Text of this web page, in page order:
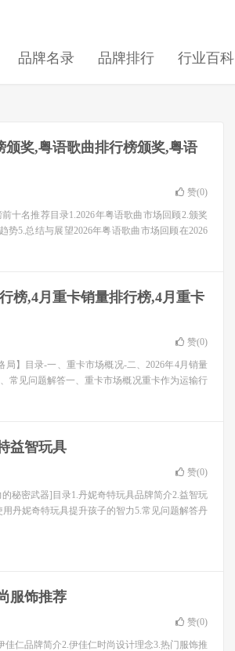
品牌名录 品牌排行 行业百科
颁奖,粤语歌曲排行榜颁奖,粤语
赞(0)
名推荐目录1.2026年粤语歌曲市场回顾2.颁奖
5.总结与展望2026年粤语歌曲市场回顾在2026
榜,4月重卡销量排行榜,4月重卡
赞(0)
】目录-一、重卡市场概况-二、2026年4月销量
常见问题解答一、重卡市场概况重卡作为运输行
益智玩具
赞(0)
秘密武器]目录1.丹妮奇特玩具品牌简介2.益智玩
丹妮奇特玩具提升孩子的智力5.常见问题解答丹
服饰推荐
赞(0)
仁品牌简介2.伊佳仁时尚设计理念3.热门服饰推